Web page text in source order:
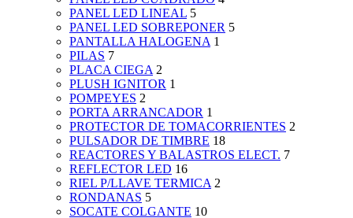
PANEL LED LINEAL 5
PANEL LED SOBREPONER 5
PANTALLA HALOGENA 1
PILAS 7
PLACA CIEGA 2
PLUSH IGNITOR 1
POMPEYES 2
PORTA ARRANCADOR 1
PROTECTOR DE TOMACORRIENTES 2
PULSADOR DE TIMBRE 18
REACTORES Y BALASTROS ELECT. 7
REFLECTOR LED 16
RIEL P/LLAVE TERMICA 2
RONDANAS 5
SOCATE COLGANTE 10